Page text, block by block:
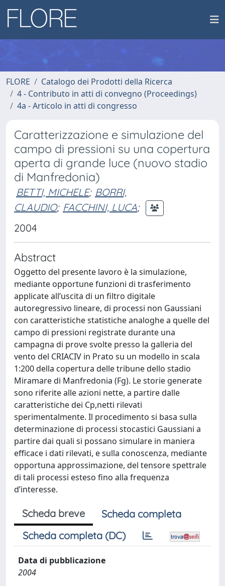
FLORE
Catalogo dei Prodotti della Ricerca
4 - Contributo in atti di convegno (Proceedings)
4a - Articolo in atti di congresso
Caratterizzazione e simulazione del
campo di pressioni su una copertura
aperta di grande luce (nuovo stadio
di Manfredonia)
BETTI, MICHELE; BORRI,
CLAUDIO; FACCHINI, LUCA;
2004
Abstract
Oggetto del presente lavoro è la simulazione,
mediante opportune funzioni di trasferimento
applicate all’uscita di un filtro digitale
autoregressivo lineare, di processi non Gaussiani
con caratteristiche statistiche analoghe a quelle del
campo di pressioni registrate durante una
campagna di prove svolte presso la galleria del
vento del CRIACIV in Prato su un modello in scala
1:200 della copertura delle tribune dello stadio
Miramare di Manfredonia (Fg). Le storie generate
sono riferite alle azioni nette, a partire dalle
caratteristiche dei Cp,netti rilevati
sperimentalmente. Il procedimento si basa sulla
determinazione di processi stocastici Gaussiani a
partire dai quali si possano simulare in maniera
efficace i dati rilevati, e sulla conoscenza, mediante
opportuna approssimazione, del tensore spettrale
di tali processi esteso fino alla frequenza
d’interesse.
Scheda breve
Scheda completa
Scheda completa (DC)
Data di pubblicazione
2004